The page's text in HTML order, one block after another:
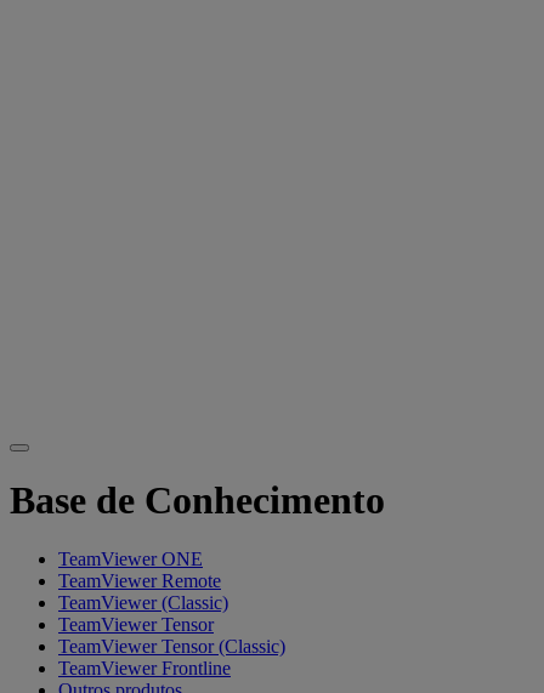
Base de Conhecimento
TeamViewer ONE
TeamViewer Remote
TeamViewer (Classic)
TeamViewer Tensor
TeamViewer Tensor (Classic)
TeamViewer Frontline